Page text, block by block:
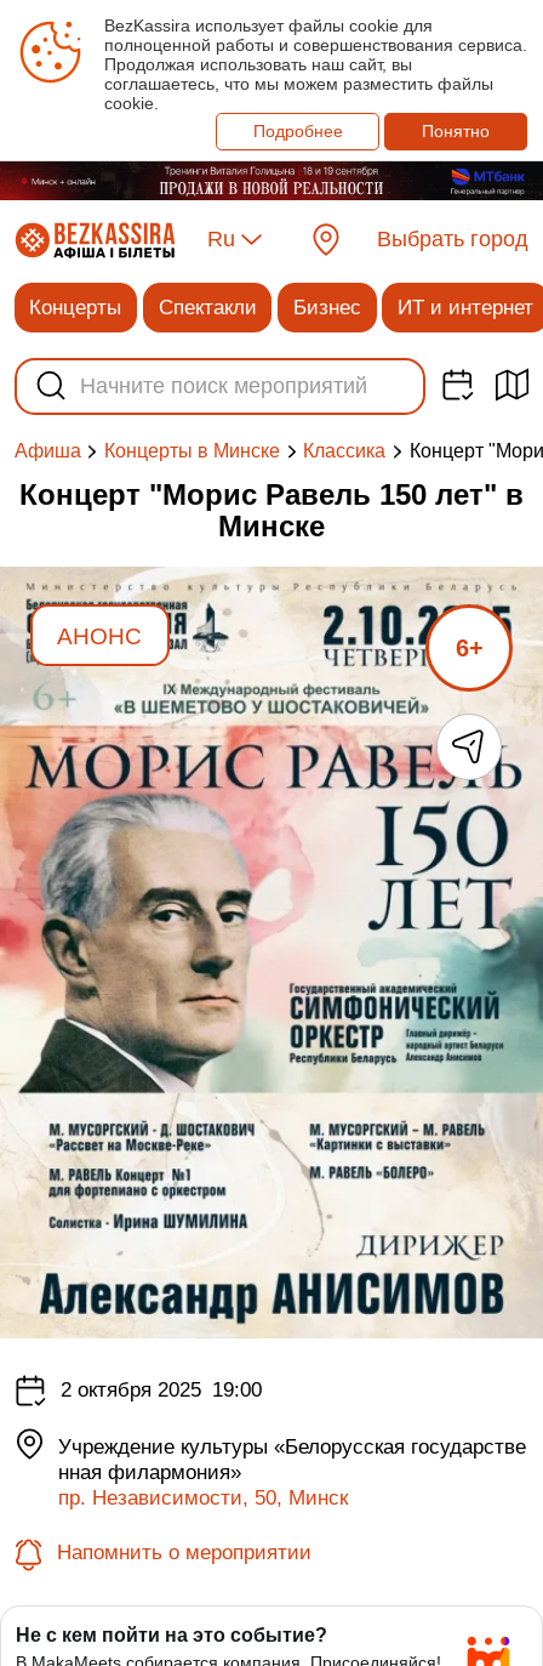
BezKassira использует файлы cookie для
полноценной работы и совершенствования сервиса.
Продолжая использовать наш сайт, вы
соглашаетесь, что мы можем разместить файлы
cookie.
Подробнее
Понятно
Ru Выбрать город
Концерты Спектакли Бизнес ИТ и интернет
Афиша Концерты в Минске Классика Концерт
Концерт "Морис Равель 150 лет" в
Минске
АНОНС 6+
2 октября 2025 19:00
Учреждение культуры «Белорусская государстве
нная филармония»
пр. Независимости, 50, Минск
Напомнить о мероприятии